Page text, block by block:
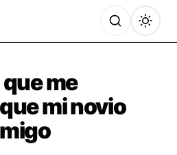
me
mi novio